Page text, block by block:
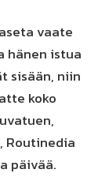
vaate
hänen istua
sisään, niin
koko
Routinedia
päivää.